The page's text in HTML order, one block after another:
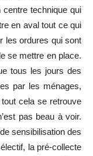
technique qui
en aval tout ce qui
les ordures qui sont
se mettre en place.
tous les jours des
par les ménages,
cela se retrouve
pas beau à voir.
sensibilisation des
la pré-collecte